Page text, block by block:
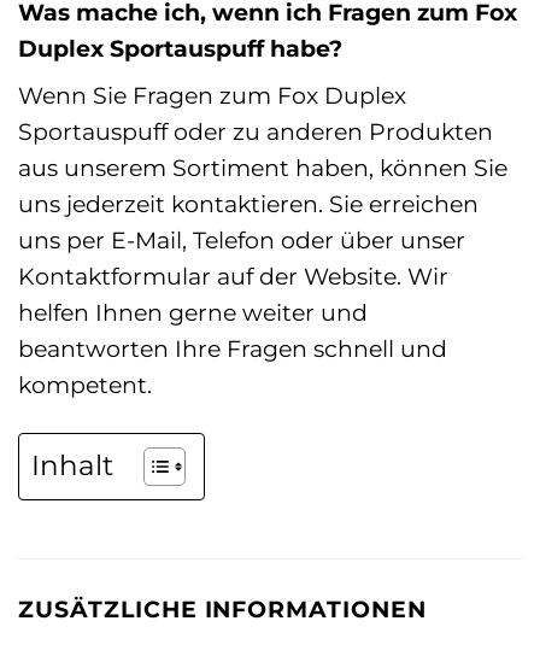
Was mache ich, wenn ich Fragen zum Fox
Duplex Sportauspuff habe?
Wenn Sie Fragen zum Fox Duplex
Sportauspuff oder zu anderen Produkten
aus unserem Sortiment haben, können Sie
uns jederzeit kontaktieren. Sie erreichen
uns per E-Mail, Telefon oder über unser
Kontaktformular auf der Website. Wir
helfen Ihnen gerne weiter und
beantworten Ihre Fragen schnell und
kompetent.
Inhalt
ZUSÄTZLICHE INFORMATIONEN